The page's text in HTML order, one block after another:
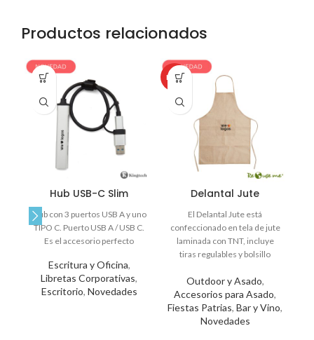
Productos relacionados
Hub USB-C Slim
Escritura y Oficina,
Libretas Corporativas,
Escritorio, Novedades
Hub con 3 puertos USB A y uno
TIPO C. Puerto USB A / USB C.
Es el accesorio perfecto
HOT
Delantal Jute
Outdoor y Asado,
Accesorios para Asado,
Fiestas Patrias, Bar y Vino,
Novedades
El Delantal Jute está
confeccionado en tela de jute
laminada con TNT, incluye
tiras regulables y bolsillo
corporativos.